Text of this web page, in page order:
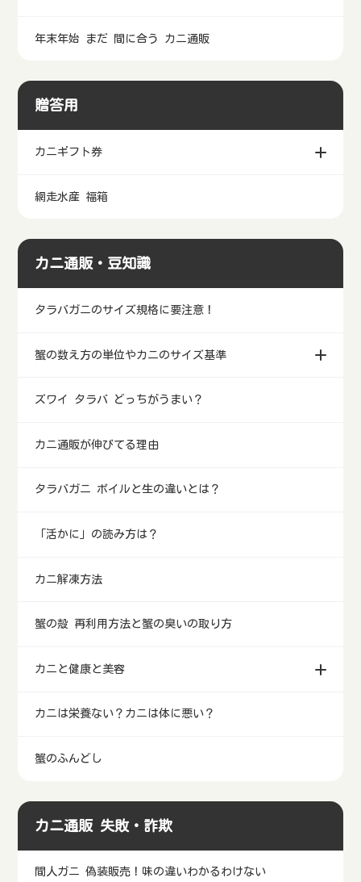
年末年始 まだ 間に合う カニ通販
贈答用
カニギフト券
網走水産 福箱
カニ通販・豆知識
タラバガニのサイズ規格に要注意！
蟹の数え方の単位やカニのサイズ基準
ズワイ タラバ どっちがうまい？
カニ通販が伸びてる理由
タラバガニ ボイルと生の違いとは？
「活かに」の読み方は？
カニ解凍方法
蟹の殻 再利用方法と蟹の臭いの取り方
カニと健康と美容
カニは栄養ない？カニは体に悪い？
蟹のふんどし
カニ通販 失敗・詐欺
間人ガニ 偽装販売！味の違いわかるわけない